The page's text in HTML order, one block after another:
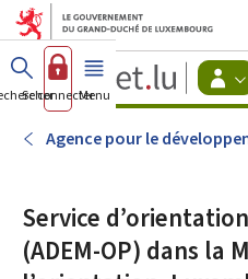
Aller au
Aller au
Se connecterMenu principal
Agence pour le
Service
(ADEM-OP) dans la